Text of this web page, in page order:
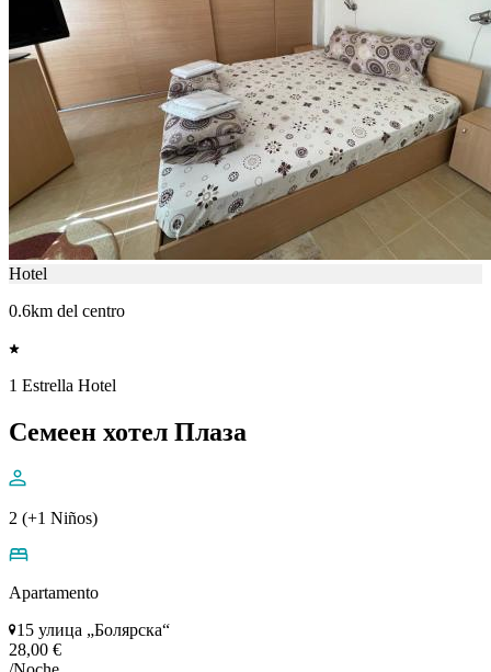
Hotel
0.6km del centro
1 Estrella Hotel
Семеен хотел Плаза
2 (+1 Niños)
Apartamento
15 улица „Болярска“
28,00 €